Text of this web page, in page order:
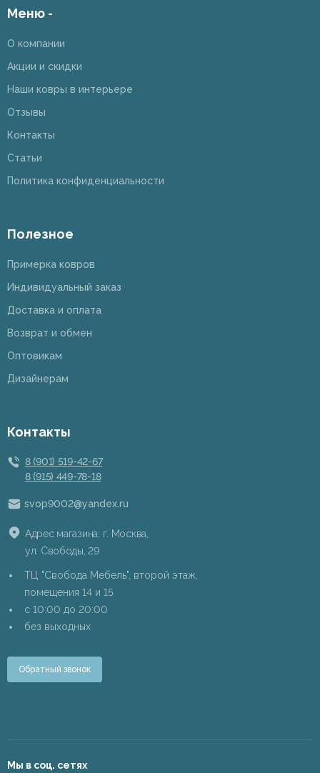
Меню -
О компании
Акции и скидки
Наши ковры в интерьере
Отзывы
Контакты
Статьи
Политика конфиденциальности
Полезное
Примерка ковров
Индивидуальный заказ
Доставка и оплата
Возврат и обмен
Оптовикам
Дизайнерам
Контакты
8 (901) 519-42-67
8 (915) 449-78-18
svop9002@yandex.ru
Адрес магазина: г. Москва,
ул. Свободы, 29
ТЦ "Свобода Мебель", второй этаж,
помещения 14 и 15
c 10:00 до 20:00
без выходных
Обратный звонок
Мы в соц. сетях